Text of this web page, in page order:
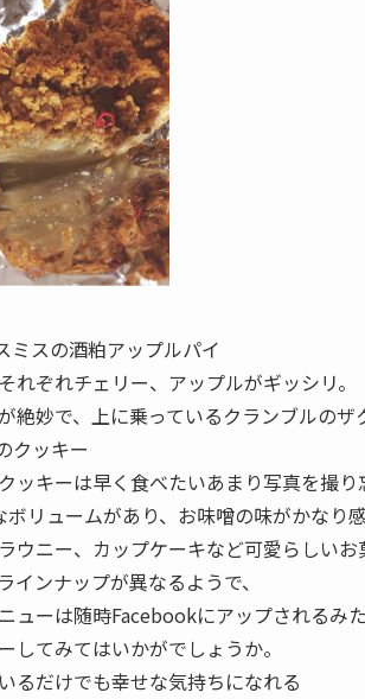
ミスの酒粕アップルパイ
れぞれチェリー、アップルがギッシリ。
絶妙で、上に乗っているクランブルのザ
クッキー
ッキーは早く食べたいあまり写真を撮り
リュームがあり、お味噌の味がかなり
ウニー、カップケーキなど可愛らしいお
インナップが異なるようで、
ューは随時Facebookにアップされるみた
してみてはいかがでしょうか。
るだけでも幸せな気持ちになれる